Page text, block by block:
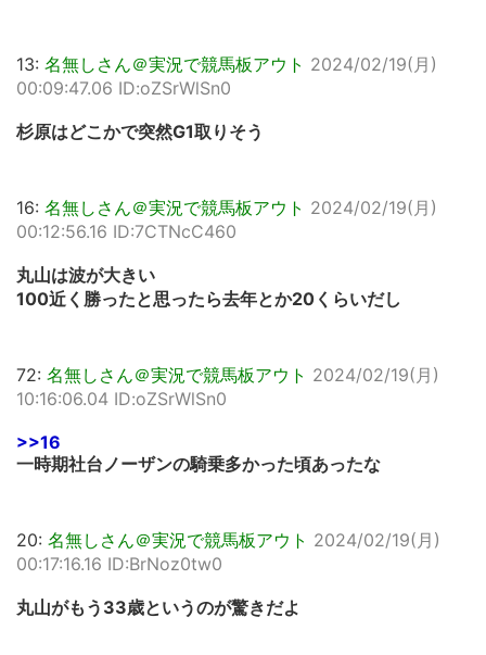
13: 名無しさん＠実況で競馬板アウト 2024/02/19(月)
00:09:47.06 ID:oZSrWlSn0
杉原はどこかで突然G1取りそう
16: 名無しさん＠実況で競馬板アウト 2024/02/19(月)
00:12:56.16 ID:7CTNcC460
丸山は波が大きい
100近く勝ったと思ったら去年とか20くらいだし
72: 名無しさん＠実況で競馬板アウト 2024/02/19(月)
10:16:06.04 ID:oZSrWlSn0
>>16
一時期社台ノーザンの騎乗多かった頃あったな
20: 名無しさん＠実況で競馬板アウト 2024/02/19(月)
00:17:16.16 ID:BrNoz0tw0
丸山がもう33歳というのが驚きだよ